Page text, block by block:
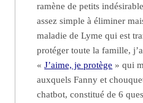
ramène de petits
assez simple à éliminer
maladie de Lyme qui est
protéger toute la famille,
«J’aime, je protège » qui
auxquels Fanny et
chatbot, constitué de 6